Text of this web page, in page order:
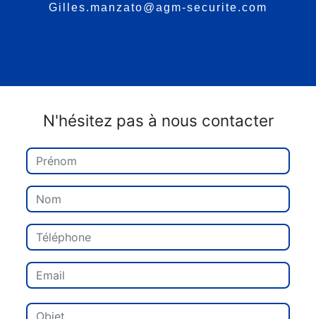
gilles.manzato@agm-securite.com
N'hésitez pas à nous contacter